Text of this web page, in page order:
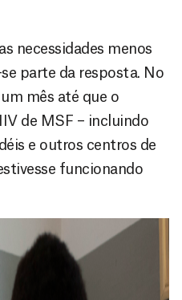
necessidades menos
parte da resposta. No
mês até que o
de MSF – incluindo
e outros centros de
funcionando